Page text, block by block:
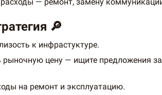
🔎
к инфрастуктуре.
цену — ищите предложения
на ремонт и эксплуатацию.